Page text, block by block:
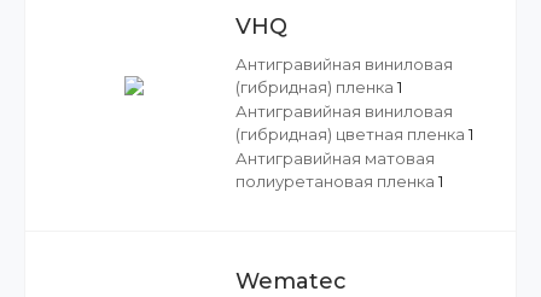
VHQ
Антигравийная виниловая
(гибридная) пленка 1
Антигравийная виниловая
(гибридная) цветная пленка 1
Антигравийная матовая
полиуретановая пленка 1
Wematec